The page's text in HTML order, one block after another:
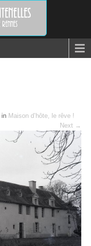
in Maison d’hôte, le rêve !
Next →